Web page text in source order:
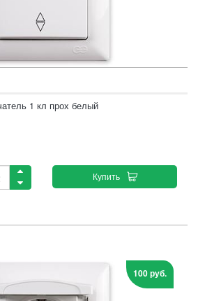
1 кл прох белый
Купить
100 руб.